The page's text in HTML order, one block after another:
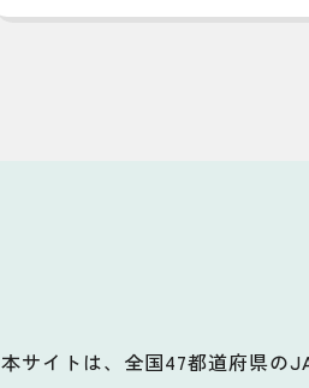
本サイトは、全国47都道府県の